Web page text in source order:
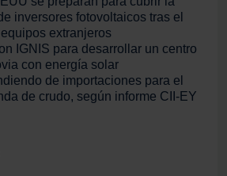
inversores fotovoltaicos tras el
extranjeros
IGNIS para desarrollar un centro
con energía solar
de importaciones para el
de crudo, según informe CII-EY